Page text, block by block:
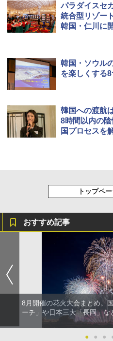
￥-
パラダイスセ
統合型リゾー
韓国・仁川に
韓国・ソウル
を楽しくする
韓国への渡航
8時間以内の
国プロセスを
トップペ
おすすめ記事
8月開催の花火大会まとめ。
ーチ」や日本三大「長岡」な
● ● ●